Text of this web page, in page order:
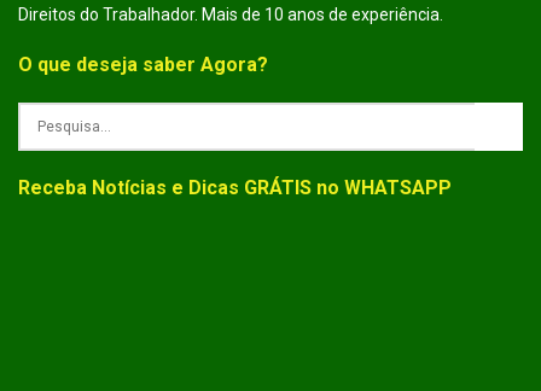
Direitos do Trabalhador. Mais de 10 anos de experiência.
O que deseja saber Agora?
Receba Notícias e Dicas GRÁTIS no WHATSAPP